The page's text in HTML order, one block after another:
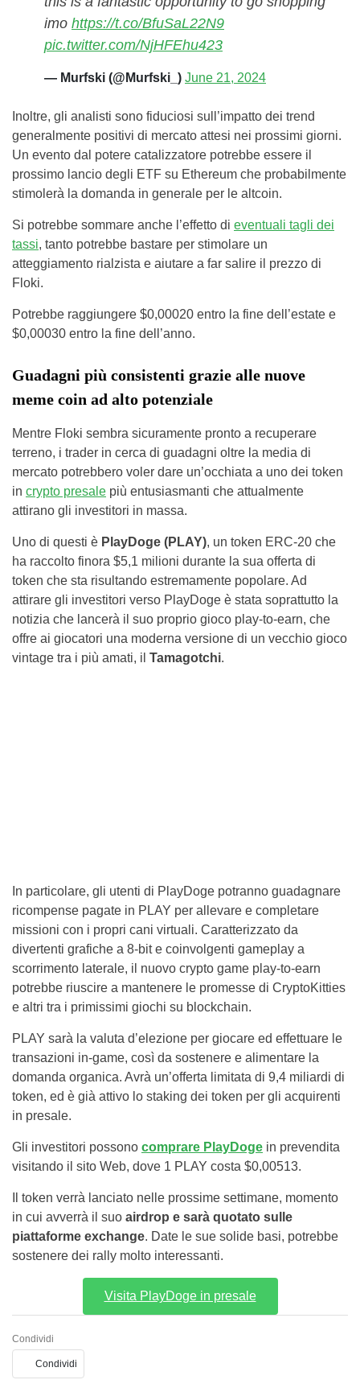
imo https://t.co/BfuSaL22N9
pic.twitter.com/NjHFEhu423
— Murfski (@Murfski_) June 21, 2024
Inoltre, gli analisti sono fiduciosi sull’impatto dei trend
generalmente positivi di mercato attesi nei prossimi giorni.
Un evento dal potere catalizzatore potrebbe essere il
prossimo lancio degli ETF su Ethereum che probabilmente
stimolerà la domanda in generale per le altcoin.
Si potrebbe sommare anche l’effetto di eventuali tagli dei
tassi, tanto potrebbe bastare per stimolare un
atteggiamento rialzista e aiutare a far salire il prezzo di
Floki.
Potrebbe raggiungere $0,00020 entro la fine dell’estate e
$0,00030 entro la fine dell’anno.
Guadagni più consistenti grazie alle nuove
meme coin ad alto potenziale
Mentre Floki sembra sicuramente pronto a recuperare
terreno, i trader in cerca di guadagni oltre la media di
mercato potrebbero voler dare un’occhiata a uno dei token
in crypto presale più entusiasmanti che attualmente
attirano gli investitori in massa.
Uno di questi è PlayDoge (PLAY), un token ERC-20 che
ha raccolto finora $5,1 milioni durante la sua offerta di
token che sta risultando estremamente popolare. Ad
attirare gli investitori verso PlayDoge è stata soprattutto la
notizia che lancerà il suo proprio gioco play-to-earn, che
offre ai giocatori una moderna versione di un vecchio gioco
vintage tra i più amati, il Tamagotchi.
In particolare, gli utenti di PlayDoge potranno guadagnare
ricompense pagate in PLAY per allevare e completare
missioni con i propri cani virtuali. Caratterizzato da
divertenti grafiche a 8-bit e coinvolgenti gameplay a
scorrimento laterale, il nuovo crypto game play-to-earn
potrebbe riuscire a mantenere le promesse di CryptoKitties
e altri tra i primissimi giochi su blockchain.
PLAY sarà la valuta d’elezione per giocare ed effettuare le
transazioni in-game, così da sostenere e alimentare la
domanda organica. Avrà un’offerta limitata di 9,4 miliardi di
token, ed è già attivo lo staking dei token per gli acquirenti
in presale.
Gli investitori possono comprare PlayDoge in prevendita
visitando il sito Web, dove 1 PLAY costa $0,00513.
Il token verrà lanciato nelle prossime settimane, momento
in cui avverrà il suo airdrop e sarà quotato sulle
piattaforme exchange. Date le sue solide basi, potrebbe
sostenere dei rally molto interessanti.
Visita PlayDoge in presale
Condividi
Condividi